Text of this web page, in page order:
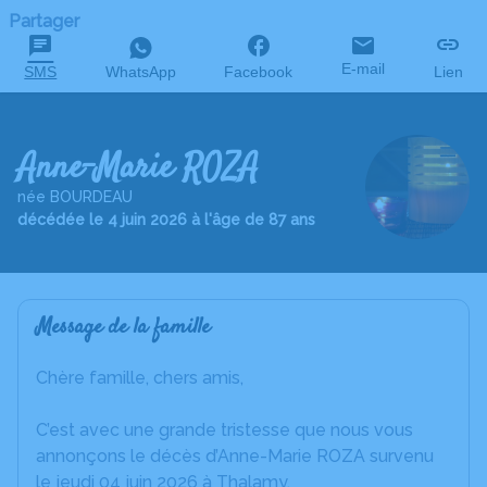
Partager
SMS WhatsApp Facebook E-mail Lien
Anne-Marie ROZA
née BOURDEAU
décédée le 4 juin 2026 à l'âge de 87 ans
Message de la famille
Chère famille, chers amis,
C’est avec une grande tristesse que nous vous
annonçons le décès d’Anne-Marie ROZA survenu
le jeudi 04 juin 2026 à Thalamy.